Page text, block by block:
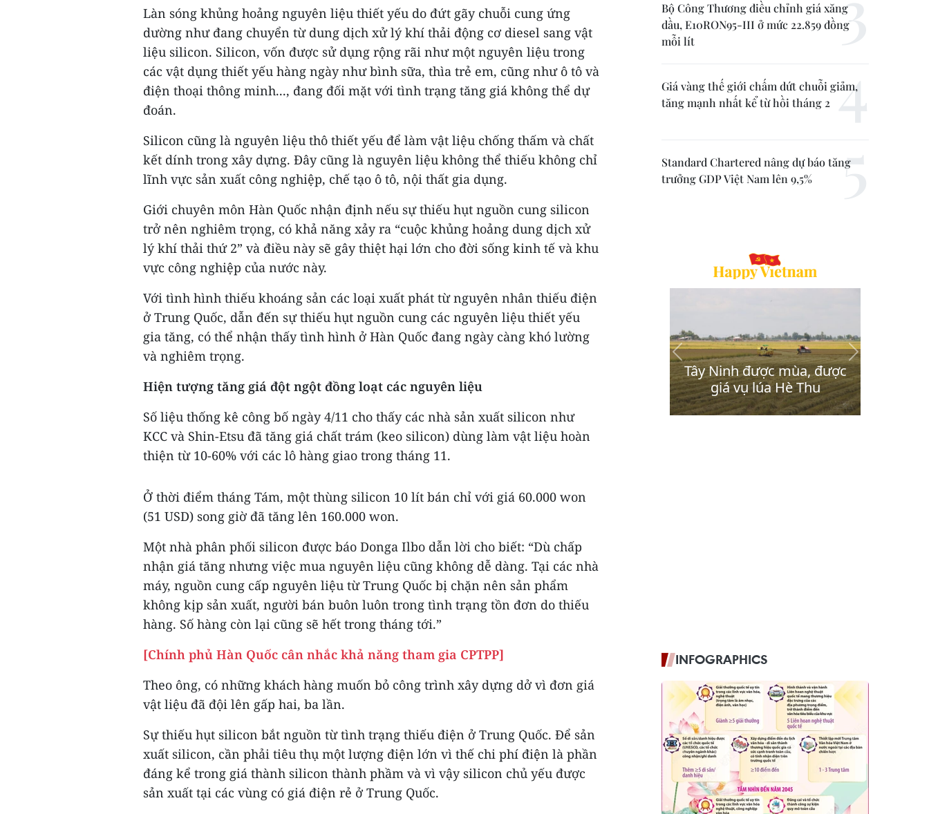
Làn sóng khủng hoảng nguyên liệu thiết yếu do đứt gãy chuỗi cung ứng
dường như đang chuyển từ dung dịch xử lý khí thải động cơ diesel sang vật
liệu silicon. Silicon, vốn được sử dụng rộng rãi như một nguyên liệu trong
các vật dụng thiết yếu hàng ngày như bình sữa, thìa trẻ em, cũng như ô tô và
điện thoại thông minh..., đang đối mặt với tình trạng tăng giá không thể dự
đoán.
Silicon cũng là nguyên liệu thô thiết yếu để làm vật liệu chống thấm và chất
kết dính trong xây dựng. Đây cũng là nguyên liệu không thể thiếu không chỉ
lĩnh vực sản xuất công nghiệp, chế tạo ô tô, nội thất gia dụng.
Giới chuyên môn Hàn Quốc nhận định nếu sự thiếu hụt nguồn cung silicon
trở nên nghiêm trọng, có khả năng xảy ra “cuộc khủng hoảng dung dịch xử
lý khí thải thứ 2” và điều này sẽ gây thiệt hại lớn cho đời sống kinh tế và khu
vực công nghiệp của nước này.
Với tình hình thiếu khoáng sản các loại xuất phát từ nguyên nhân thiếu điện
ở Trung Quốc, dẫn đến sự thiếu hụt nguồn cung các nguyên liệu thiết yếu
gia tăng, có thể nhận thấy tình hình ở Hàn Quốc đang ngày càng khó lường
và nghiêm trọng.
Hiện tượng tăng giá đột ngột đồng loạt các nguyên liệu
Số liệu thống kê công bố ngày 4/11 cho thấy các nhà sản xuất silicon như
KCC và Shin-Etsu đã tăng giá chất trám (keo silicon) dùng làm vật liệu hoàn
thiện từ 10-60% với các lô hàng giao trong tháng 11.
Ở thời điểm tháng Tám, một thùng silicon 10 lít bán chỉ với giá 60.000 won
(51 USD) song giờ đã tăng lên 160.000 won.
Một nhà phân phối silicon được báo Donga Ilbo dẫn lời cho biết: “Dù chấp
nhận giá tăng nhưng việc mua nguyên liệu cũng không dễ dàng. Tại các nhà
máy, nguồn cung cấp nguyên liệu từ Trung Quốc bị chặn nên sản phẩm
không kịp sản xuất, người bán buôn luôn trong tình trạng tồn đơn do thiếu
hàng. Số hàng còn lại cũng sẽ hết trong tháng tới.”
[Chính phủ Hàn Quốc cân nhắc khả năng tham gia CPTPP]
Theo ông, có những khách hàng muốn bỏ công trình xây dựng dở vì đơn giá
vật liệu đã đội lên gấp hai, ba lần.
Sự thiếu hụt silicon bắt nguồn từ tình trạng thiếu điện ở Trung Quốc. Để sản
xuất silicon, cần phải tiêu thụ một lượng điện lớn vì thế chi phí điện là phần
đáng kể trong giá thành silicon thành phầm và vì vậy silicon chủ yếu được
sản xuất tại các vùng có giá điện rẻ ở Trung Quốc.
Bộ Công Thương điều chỉnh giá xăng
dầu, E10RON95-III ở mức 22.859 đồng
mỗi lít
Giá vàng thế giới chấm dứt chuỗi giảm,
tăng mạnh nhất kể từ hồi tháng 2
Standard Chartered nâng dự báo tăng
trưởng GDP Việt Nam lên 9,5%
INFOGRAPHICS